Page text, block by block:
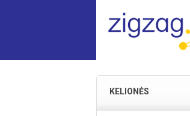
KELIONĖS